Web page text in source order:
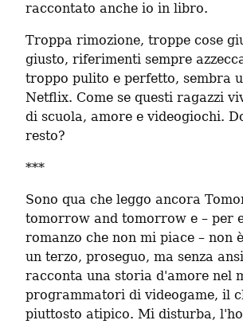
raccontato anche io in libro.
Troppa rimozione, troppe cose
giusto, riferimenti sempre
troppo pulito e perfetto, sembra
Netflix. Come se questi ragazzi
di scuola, amore e videogiochi.
resto?
***
Sono qua che leggo ancora
tomorrow and tomorrow e – per
romanzo che non mi piace – non
un terzo, proseguo, ma senza
racconta una storia d'amore nel
programmatori di videogame, il
piuttosto atipico. Mi disturba,